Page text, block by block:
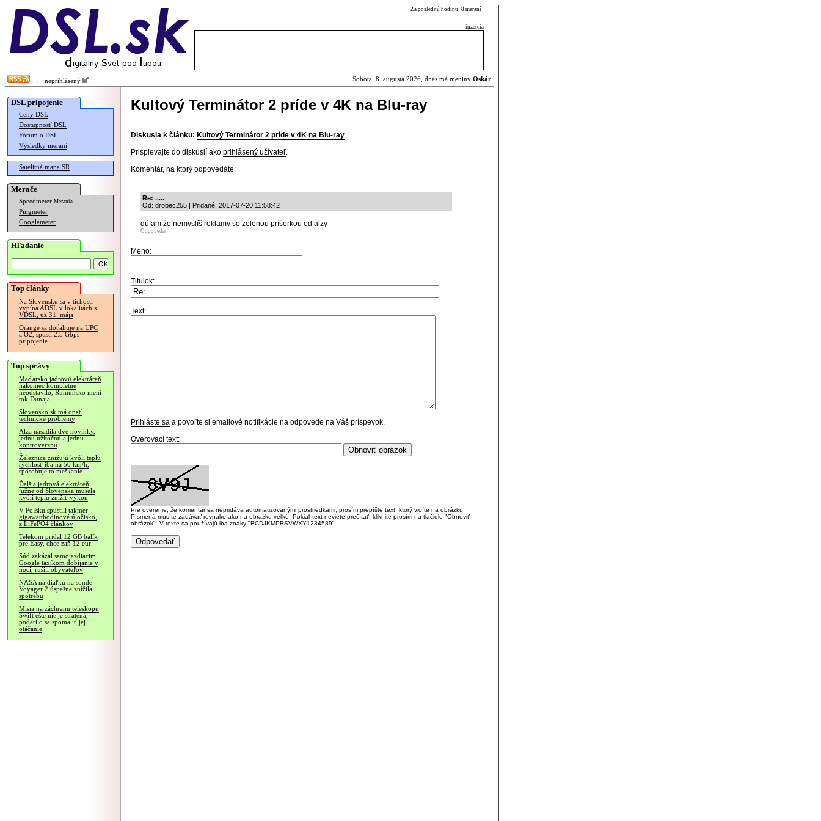
Za poslednú hodinu: 8 meraní
inzercia
neprihlásený Sobota, 8. augusta 2026, dnes má meniny Oskár
DSL pripojenie
Ceny DSL
Dostupnosť DSL
Fórum o DSL
Výsledky meraní
Satelitná mapa SR
Merače
Speedmeter Merania
Pingmeter
Googlemeter
Hľadanie
Top články
Na Slovensku sa v tichosti
vypína ADSL v lokalitách s
VDSL, už 31. mája
Orange sa doťahuje na UPC
a O2, spustí 2.5 Gbps
pripojenie
Top správy
Maďarsko jadrovú elektráreň
nakoniec kompletne
neodstavilo, Rumunsko mení
tok Dunaja
Slovensko.sk má opäť
technické problémy
Alza nasadila dve novinky,
jednu užitočnú a jednu
kontroverznú
Železnice znižujú kvôli teplu
rýchlosť iba na 50 km/h,
spôsobuje to meškanie
Ďalšia jadrová elektráreň
južne od Slovenska musela
kvôli teplu znížiť výkon
V Poľsku spustili takmer
gigawatthodinové úložisko,
z LiFePO4 článkov
Telekom pridal 12 GB balík
pre Easy, chce zaň 12 eur
Súd zakázal samojazdiacim
Google taxíkom dobíjanie v
noci, rušili obyvateľov
NASA na diaľku na sonde
Voyager 2 úspešne znížila
spotrebu
Misia na záchranu teleskopu
Swift ešte nie je stratená,
podarilo sa spomaliť jej
otáčanie
Kultový Terminátor 2 príde v 4K na Blu-ray
Diskusia k článku: Kultový Terminátor 2 príde v 4K na Blu-ray
Prispievajte do diskusií ako prihlásený užívateľ.
Komentár, na ktorý odpovedáte:
Re: .....
Od: drobec255 | Pridané: 2017-07-20 11:58:42
dúfam že nemyslíš reklamy so zelenou príšerkou od alzy
Odpovedať
Meno:
Titulok:
Text:
Prihláste sa a povoľte si emailové notifikácie na odpovede na Váš príspevok.
Overovací text:
Pre overenie, že komentár sa nepridáva automatizovanými prostriedkami, prosím prepíšte text, ktorý vidíte na obrázku.
Písmená musíte zadávať rovnako ako na obrázku veľké. Pokiaľ text neviete prečítať, kliknite prosím na tlačidlo "Obnoviť
obrázok". V texte sa používajú iba znaky "BCDJKMPRSVWXY1234589".